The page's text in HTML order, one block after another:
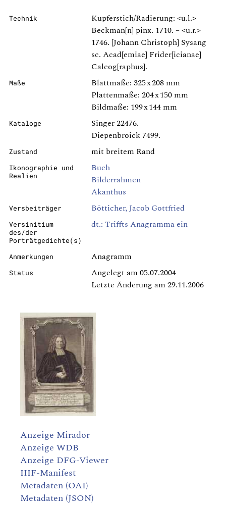
Technik
Kupferstich/Radierung: <u.l.>
Beckman[n] pinx. 1710. – <u.r.>
1746. [Johann Christoph] Sysang
sc. Acad[emiae] Frider[icianae]
Calcog[raphus].
Maße
Blattmaße: 325 x 208 mm
Plattenmaße: 204 x 150 mm
Bildmaße: 199 x 144 mm
Kataloge
Singer 22476.
Diepenbroick 7499.
Zustand mit breitem Rand
Ikonographie und
Realien
Buch
Bilderrahmen
Akanthus
Versbeiträger Bötticher, Jacob Gottfried
Versinitium
des/der
Porträtgedichte(s)
dt.: Triffts Anagramma ein
Anmerkungen Anagramm
Status
Angelegt am 05.07.2004
Letzte Änderung am 29.11.2006
Anzeige Mirador
Anzeige WDB
Anzeige DFG-Viewer
IIIF-Manifest
Metadaten (OAI)
Metadaten (JSON)